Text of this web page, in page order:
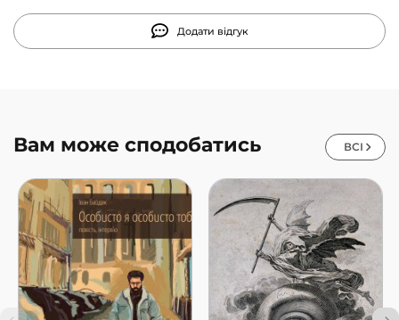
Додати відгук
Вам може сподобатись ВСІ